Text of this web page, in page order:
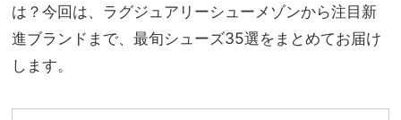
は？今回は、ラグジュアリーシューメゾンから注目新
進ブランドまで、最旬シューズ35選をまとめてお届け
します。